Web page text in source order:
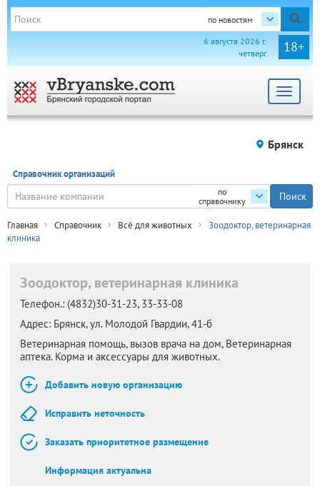
по новостям
18+
6 августа 2026 г.
четверг
Toggle
Брянск
Справочник организаций
по
справочнику
Главная Справочник Всё для животных
Зоодоктор, ветеринарная
клиника
Зоодоктор, ветеринарная клиника
Телефон.: (4832)30-31-23, 33-33-08
Адрес: Брянск,ул. Молодой Гвардии, 41-б
Ветеринарная помощь, вызов врача на дом, Ветеринарная
аптека. Корма и аксессуары для животных.
Добавить новую организацию
Исправить неточность
Заказать приоритетное размещение
Информация актуальна